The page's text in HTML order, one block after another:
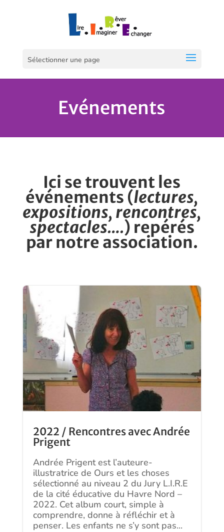
Sélectionner une page
Evénements
Ici se trouvent les
événements (lectures,
expositions, rencontres,
spectacles….) repérés
par notre association.
2022 / Rencontres avec Andrée
Prigent
Andrée Prigent est l’auteure-
illustratrice de Ours et les choses
sélectionné au niveau 2 du Jury L.I.R.E
de la cité éducative du Havre Nord –
2022. Cet album court, simple à
comprendre, donne à réfléchir et à
penser. Les enfants ne s’y sont pas...